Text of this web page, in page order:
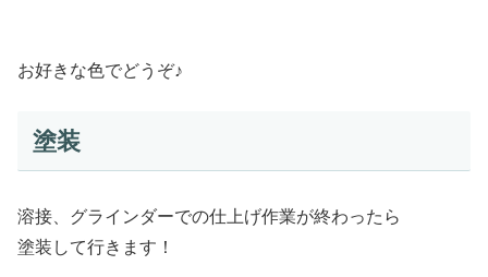
お好きな色でどうぞ♪
塗装
溶接、グラインダーでの仕上げ作業が終わったら
塗装して行きます！